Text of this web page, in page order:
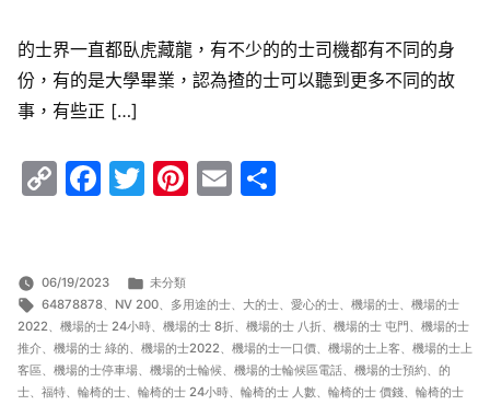
的士界一直都臥虎藏龍，有不少的的士司機都有不同的身
份，有的是大學畢業，認為揸的士可以聽到更多不同的故
事，有些正 […]
CopyFacebook
Twitter
Pinterest
Email
06/19/2023
分
類:
未分類
標
籤:
64878878、 NV 200、 多用途的士、 大的士、 愛心的士、 機場的士、 機場的士
2022、 機場的士 24小時、 機場的士 8折、 機場的士 八折、 機場的士 屯門、 機場的士
推介、 機場的士 綠的、 機場的士2022、 機場的士一口價、 機場的士上客、 機場的士上
客區、 機場的士停車場、 機場的士輪候、 機場的士輪候區電話、 機場的士預約、 的
士、 福特、 輪椅的士、 輪椅的士 24小時、 輪椅的士 人數、 輪椅的士 價錢、 輪椅的士